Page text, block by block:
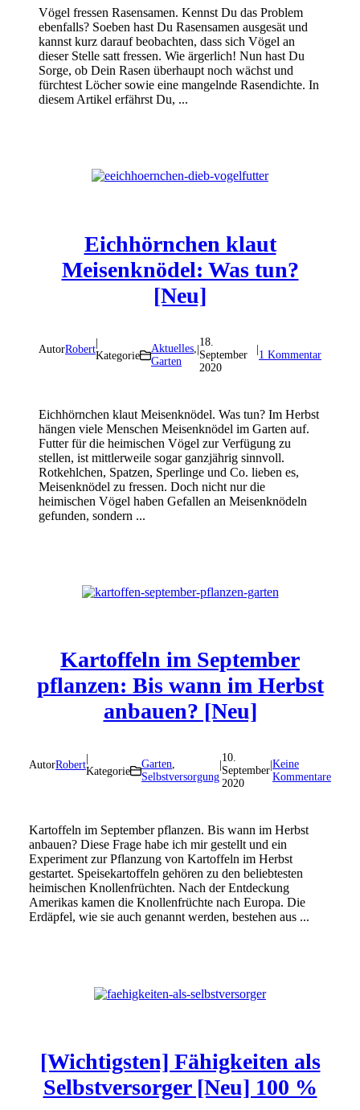
Vögel fressen Rasensamen. Kennst Du das Problem
ebenfalls? Soeben hast Du Rasensamen ausgesät und
kannst kurz darauf beobachten, dass sich Vögel an
dieser Stelle satt fressen. Wie ärgerlich! Nun hast Du
Sorge, ob Dein Rasen überhaupt noch wächst und
fürchtest Löcher sowie eine mangelnde Rasendichte. In
diesem Artikel erfährst Du, ...
Eichhörnchen klaut
Meisenknödel: Was tun?
[Neu]
AutorRobert
|
Kategorie
Aktuelles
Garten
|
18.
September
2020
|1 Kommentar
Eichhörnchen klaut Meisenknödel. Was tun? Im Herbst
hängen viele Menschen Meisenknödel im Garten auf.
Futter für die heimischen Vögel zur Verfügung zu
stellen, ist mittlerweile sogar ganzjährig sinnvoll.
Rotkehlchen, Spatzen, Sperlinge und Co. lieben es,
Meisenknödel zu fressen. Doch nicht nur die
heimischen Vögel haben Gefallen an Meisenknödeln
gefunden, sondern ...
Kartoffeln im September
pflanzen: Bis wann im Herbst
anbauen? [Neu]
AutorRobert
Kategorie
Garten,
Selbstversorgung
10.
September
2020
Keine
Kommentare
Kartoffeln im September pflanzen. Bis wann im Herbst
anbauen? Diese Frage habe ich mir gestellt und ein
Experiment zur Pflanzung von Kartoffeln im Herbst
gestartet. Speisekartoffeln gehören zu den beliebtesten
heimischen Knollenfrüchten. Nach der Entdeckung
Amerikas kamen die Knollenfrüchte nach Europa. Die
Erdäpfel, wie sie auch genannt werden, bestehen aus ...
[Wichtigsten] Fähigkeiten als
Selbstversorger [Neu] 100 %